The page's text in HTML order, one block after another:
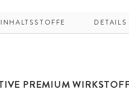
INHALTSSTOFFE DETAILS
PREMIUM